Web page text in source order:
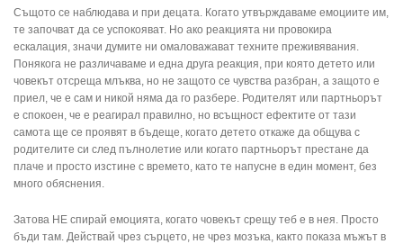
Същото се наблюдава и при децата. Когато утвърждаваме емоциите им,
те започват да се успокояват. Но ако реакцията ни провокира
ескалация, значи думите ни омаловажават техните преживявания.
Понякога не различаваме и една друга реакция, при която детето или
човекът отсреща млъква, но не защото се чувства разбран, а защото е
приел, че е сам и никой няма да го разбере. Родителят или партньорът
е спокоен, че е реагирал правилно, но всъщност ефектите от тази
самота ще се проявят в бъдеще, когато детето откаже да общува с
родителите си след пълнолетие или когато партньорът престане да
плаче и просто изстине с времето, като те напусне в един момент, без
много обяснения.
Затова НЕ спирай емоцията, когато човекът срещу теб е в нея. Просто
бъди там. Действай чрез сърцето, не чрез мозъка, както показа мъжът в